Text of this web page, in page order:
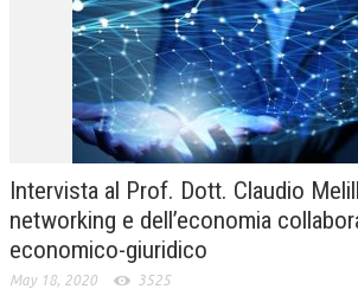
Intervista al Prof. Dott. Claudio
networking e dell’economia
economico-giuridico
May 18, 2020 3525